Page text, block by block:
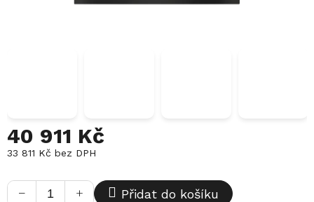
40 911 Kč
33 811 Kč bez DPH
cena:
+
− Přidat do košíku